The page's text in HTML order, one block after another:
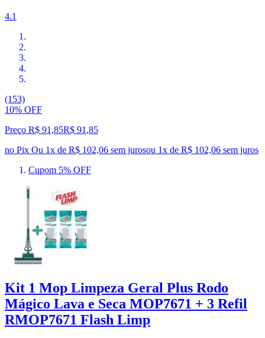
4.1
(153)
10% OFF
Preço R$ 91,85R$ 91 ,85
no Pix Ou 1x de R$ 102,06 sem jurosou 1x de R$ 102,06 sem juros
Cupom 5% OFF
Kit 1 Mop Limpeza Geral Plus Rodo
Mágico Lava e Seca MOP7671 + 3 Refil
RMOP7671 Flash Limp